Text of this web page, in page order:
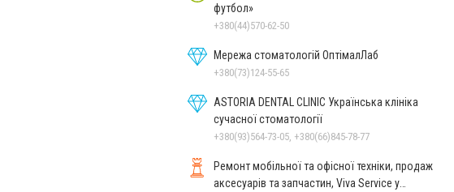
футбол»
+380(44)570-62-50
Мережа стоматологій ОптімалЛаб
+380(73)124-55-65
ASTORIA DENTAL CLINIC Українська клініка
сучасної стоматології
+380(93)564-73-05, +380(66)845-78-77
Ремонт мобільної та офісної техніки, продаж
аксесуарів та запчастин, Viva Service у